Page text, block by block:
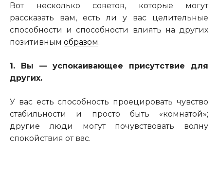
Вот несколько советов, которые могут
рассказать вам, есть ли у вас целительные
способности и способности влиять на других
позитивным образом.
1. Вы — успокаивающее присутствие для
других.
У вас есть способность проецировать чувство
стабильности и просто быть «комнатой»;
другие люди могут почувствовать волну
спокойствия от вас.